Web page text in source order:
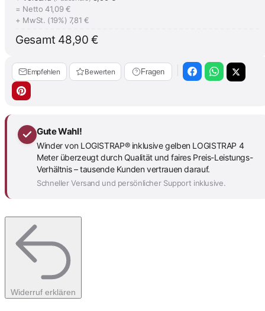
= Netto 41,09 €
+ MwSt. (19%) 7,81 €
Gesamt 48,90 €
Empfehlen Bewerten Fragen
Gute Wahl!
Winder von LOGISTRAP® inklusive gelben LOGISTRAP 4
Meter überzeugt durch Qualität und faires Preis-Leistungs-
Verhältnis – tausende Kunden vertrauen darauf.
Schneller Versand und persönlicher Support inklusive.
Widerruf erklären